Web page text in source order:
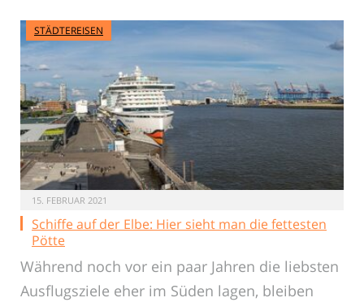
STÄDTEREISEN
15. FEBRUAR 2021
Schiffe auf der Elbe: Hier sieht man die fettesten
Pötte
Während noch vor ein paar Jahren die liebsten
Ausflugsziele eher im Süden lagen, bleiben